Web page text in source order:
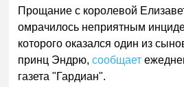
Прощание с королевой
омрачилось неприятным
которого оказался один из
принц Эндрю,сообщает
газета "Гардиан".